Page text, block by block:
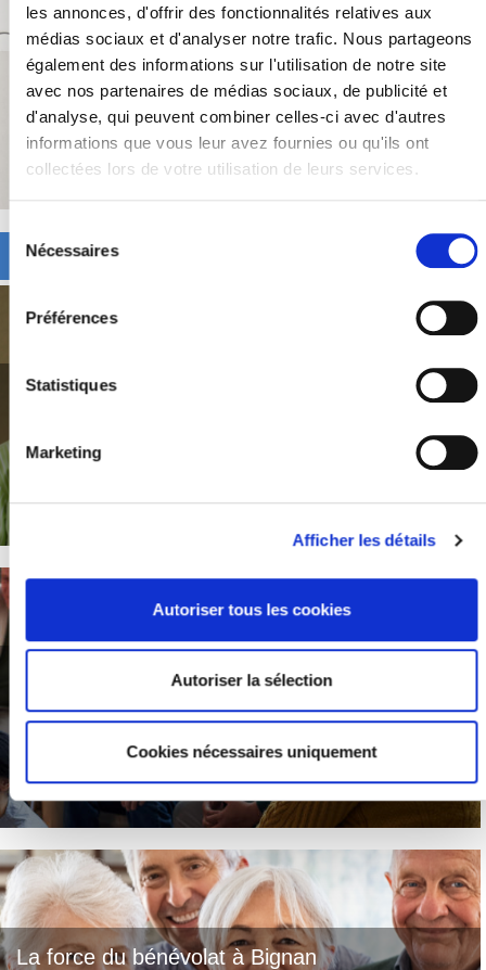
les annonces, d'offrir des fonctionnalités relatives aux
médias sociaux et d'analyser notre trafic. Nous partageons
également des informations sur l'utilisation de notre site
avec nos partenaires de médias sociaux, de publicité et
d'analyse, qui peuvent combiner celles-ci avec d'autres
informations que vous leur avez fournies ou qu'ils ont
collectées lors de votre utilisation de leurs services.
consentement
Nécessaires
Préférences
Statistiques
Marketing
Afficher les détails
Autoriser tous les cookies
Autoriser la sélection
Cookies nécessaires uniquement
Rejoignez les relais amicaux
EVENEMENTS DANS VOTRE REGION
Bien vieillir ensemble
Un témoignage à coeur ouvert
Le bénévolat c'est aussi récolter les fruits de ses actions
La force du bénévolat à Bignan